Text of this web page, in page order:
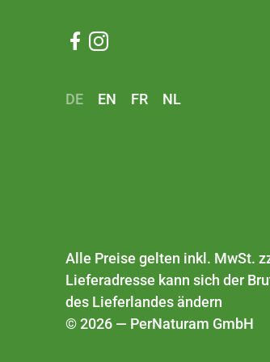
 
DE EN FR NL
Alle Preise gelten inkl. MwSt.
Lieferadresse kann sich der
des Lieferlandes ändern
© 2026 — PerNaturam GmbH